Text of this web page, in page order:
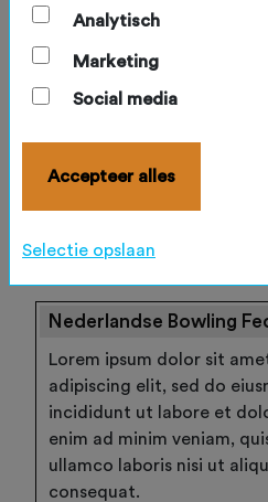
Blijf ingelogd
Wachtwoord vergeten
Nederlandse Bowling
Lorem ipsum dolor sit
adipiscing elit, sed do
incididunt ut labore et
enim ad minim veniam,
ullamco laboris nisi ut
consequat.
Analytisch
Marketing
Social media
Accepteer alles
Selectie opslaan